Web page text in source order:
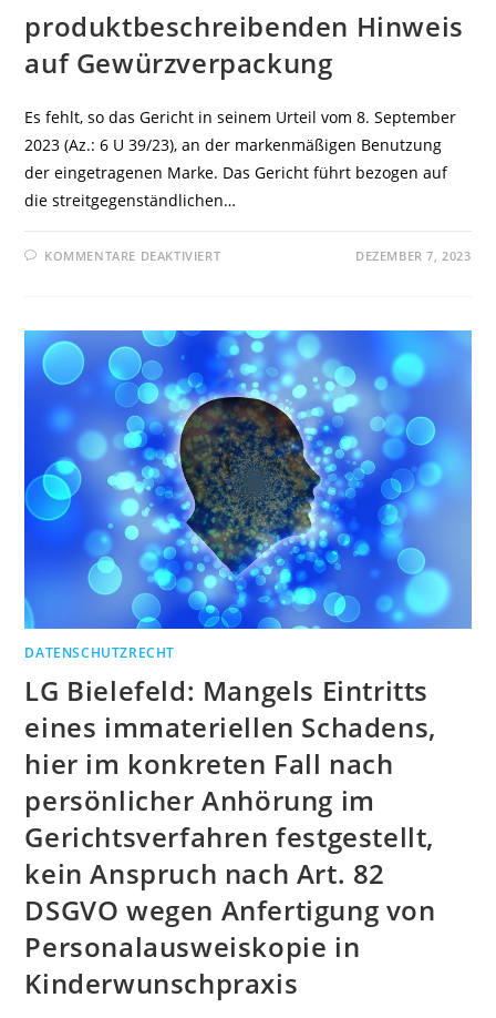
produktbeschreibenden Hinweis
auf Gewürzverpackung
Es fehlt, so das Gericht in seinem Urteil vom 8. September
2023 (Az.: 6 U 39/23), an der markenmäßigen Benutzung
der eingetragenen Marke. Das Gericht führt bezogen auf
die streitgegenständlichen…
KOMMENTARE DEAKTIVIERTFÜR
DER
MARKE
„BEEF
BOOSTER“
DURCH
VERWENDUNG
DES
ZEICHENS
„BEEF
BOOSTER“
ALS
PRODUKTBESCHREIBENDEN
HINWEIS
AUF
GEWÜRZVERPACKUNG
DEZEMBER 7, 2023
DATENSCHUTZRECHT
LG Bielefeld: Mangels Eintritts
eines immateriellen Schadens,
hier im konkreten Fall nach
persönlicher Anhörung im
Gerichtsverfahren festgestellt,
kein Anspruch nach Art. 82
DSGVO wegen Anfertigung von
Personalausweiskopie in
Kinderwunschpraxis